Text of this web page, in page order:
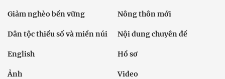
Giảm nghèo bền vững Nông thôn mới
Dân tộc thiểu số và miền núi Nội dung chuyên đề
English Hồ sơ
Ảnh Video